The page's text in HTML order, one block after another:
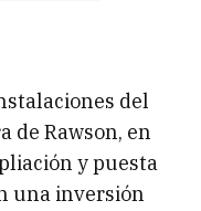
del
de Rawson, en
y puesta
una inversión